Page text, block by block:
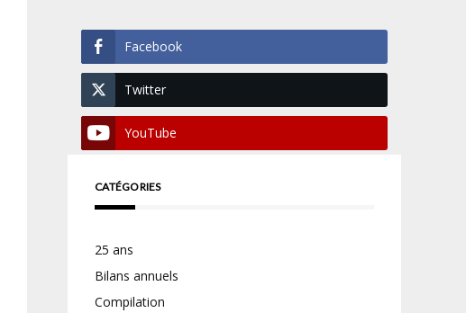
Facebook
Twitter
YouTube
CATÉGORIES
25 ans
Bilans annuels
Compilation